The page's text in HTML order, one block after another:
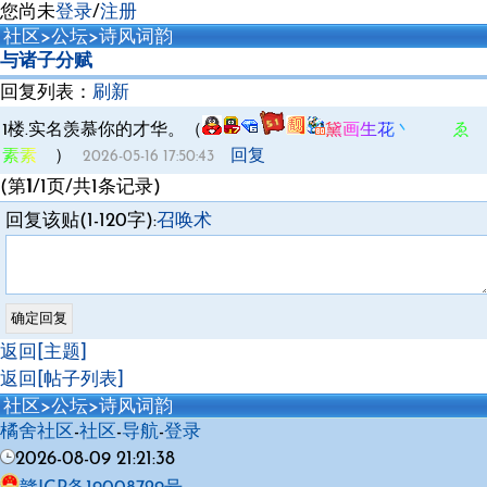
您尚未登录/注册
社区 >公坛>诗风词韵
与诸子分赋
回复列表： 刷新
1楼.实名羡慕你的才华。（
黛画生花丶 ゑ
素素ゞ
） 2026-05-16 17:50:43 回复
(第1 /1页/共1条记录)
回复该贴(1-120字):召唤术
返回[主题]
返回[帖子列表]
社区 >公坛>诗风词韵
橘舍社区 -社区 -导航-登录
2026-08-09 21:21:38